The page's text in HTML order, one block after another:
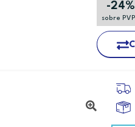
-24%
sobre